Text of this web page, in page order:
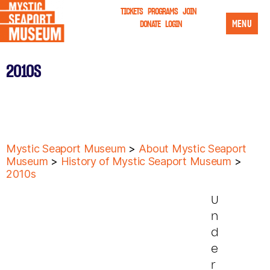
TICKETS PROGRAMS JOIN
DONATE LOGIN MENU
2010S
Mystic Seaport Museum > About Mystic Seaport
Museum > History of Mystic Seaport Museum >
2010s
U
n
d
e
r